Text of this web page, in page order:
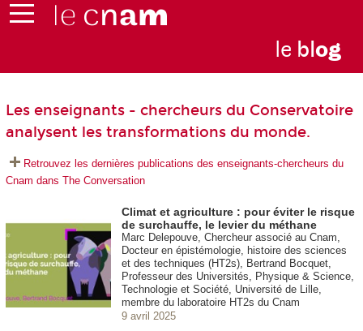
le blog
Les enseignants - chercheurs du Conservatoire
analysent les transformations du monde.
Retrouvez les dernières publications des enseignants-chercheurs du
Cnam dans The Conversation
Climat et agriculture : pour éviter le risque
de surchauffe, le levier du méthane
Marc Delepouve, Chercheur associé au Cnam,
Docteur en épistémologie, histoire des sciences
et des techniques (HT2s), Bertrand Bocquet,
Professeur des Universités, Physique & Science,
Technologie et Société, Université de Lille,
membre du laboratoire HT2s du Cnam
9 avril 2025